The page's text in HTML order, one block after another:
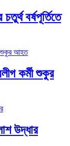
বর্ষপূর্তিতে
কর্মী শুকুর
উদ্ধার